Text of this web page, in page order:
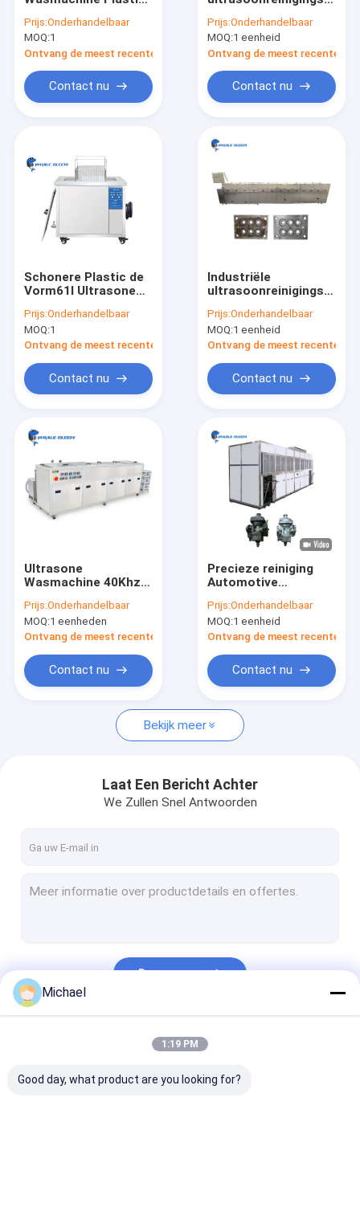
VR toon
Over ons
Neem contact met ons op
Nieuws
Ultrasone Delenreinigingsmachine
Ultrasone Carburatorreinigingsmachine
Industriële Ultrasone Reinigingsmachine
Elektronika Ultrasone Reinigingsmachine
Ultrasone Motorreinigingsmachine
Medische Ultrasone Reinigingsmachine
Prijs:Onderhandelbaar
MOQ:1
Ontvang de meest recente Prijs
Contact nu
Prijs:Onderhandelbaar
MOQ:1 eenheid
Ontvang de meest recente
Contact nu
Schonere Plastic de
Vorm61l Ultrasone
roestvrij staal900w
Ultrasone Delen
Prijs:Onderhandelbaar
MOQ:1
Ontvang de meest recente Prijs
Contact nu
Industriële
bewerkte onderdelen
Prijs:Onderhandelbaar
MOQ:1 eenheid
Ontvang de meest recente
Contact nu
Ultrasone
Wasmachine 40Khz
Tanks135l de
Industriële Delen
Prijs:Onderhandelbaar
MOQ:1 eenheden
Ontvang de meest recente Prijs
Contact nu
Precieze reiniging
Automotive
wasmachine met
verstelbare
verwarming en multi-
Prijs:Onderhandelbaar
MOQ:1 eenheid
Ontvang de meest recente
Contact nu
Bekijk meer
Laat Een Bericht Achter
We Zullen Snel Antwoorden
Doorgaan
Michael
1:19 PM
Good day, what product are you looking for?